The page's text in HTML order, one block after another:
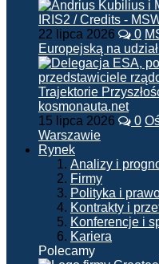
22 lipca 2026 0
Europejską na
15 lipca 2026 0
Warszawie
Rynek
Analizy i
Firmy
Polityka i
Kontrakty i
Konferencje i
Kariera
Polecamy